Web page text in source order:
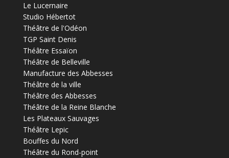
Le Lucernaire
Studio Hébertot
Théâtre de l'Odéon
TGP Saint Denis
Théâtre Essaïon
Théâtre de Belleville
Manufacture des Abbesses
Théâtre de la ville
Théâtre des Abbesses
Théâtre de la Reine Blanche
Les Plateaux Sauvages
Théâtre Lepic
Bouffes du Nord
Théâtre du Rond-point